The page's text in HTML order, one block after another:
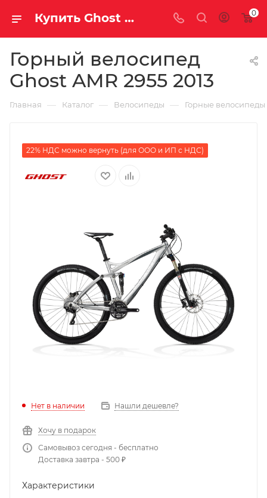
Купить Ghost AMR 2955 2013 за рублей, а со скидкой 0
Горный велосипед
Ghost AMR 2955 2013
Главная — Каталог — Велосипеды — Горные велосипеды
22% НДС можно вернуть (для ООО и ИП с НДС)
Нет в наличии Нашли дешевле?
Хочу в подарок
Самовывоз сегодня - бесплатно
Доставка завтра - 500 ₽
Характеристики